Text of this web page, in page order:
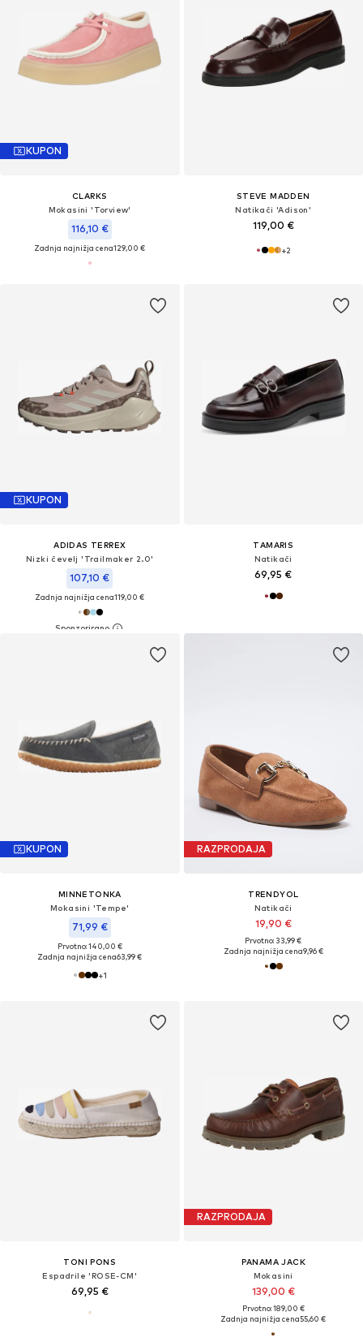
KUPON
CLARKS
Mokasini 'Torview'
116,10 €
Zadnja najnižja cena129,00 €
STEVE MADDEN
Natikači 'Adison'
119,00 €
+2
KUPON
ADIDAS TERREX
Nizki čevelj 'Trailmaker 2.0'
107,10 €
Zadnja najnižja cena119,00 €
TAMARIS
Natikači
69,95 €
KUPON
MINNETONKA
Mokasini 'Tempe'
71,99 €
Prvotno: 140,00 €
Zadnja najnižja cena63,99 €
+1
RAZPRODAJA
TRENDYOL
Natikači
19,90 €
Prvotno: 33,99 €
Zadnja najnižja cena9,96 €
TONI PONS
Espadrile 'ROSE-CM'
69,95 €
RAZPRODAJA
PANAMA JACK
Mokasini
139,00 €
Prvotno: 189,00 €
Zadnja najnižja cena55,60 €